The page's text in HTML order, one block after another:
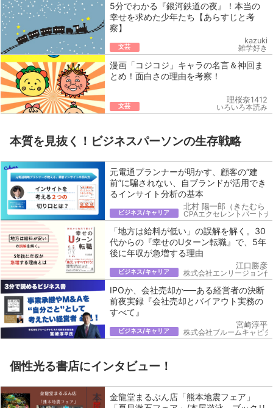
5分でわかる『銀河鉄道の夜』！本当の
幸せを求めた少年たち【あらすじと考
察】
文芸
kazuki
雑学好き
漫画「コジコジ」キャラの名言＆神回ま
とめ！面白さの理由を考察！
文芸
理桜奈1412
いろいろ本読み
本質を見抜く！ビジネスパーソンの生存戦略
元電通プランナーが明かす、顧客の“建
前”に騙されない、自ブランドが活用でき
るインサイト分析の基本
ビジネス/キャリア
北村 陽一郎（きたむら
CPAエクセレントパート
「地方は給料が低い」の誤解を解く。30
代からの『幸せのUターン転職』で、5年
後に年収が急増する理由
ビジネス/キャリア
江口勝彦
株式会社エンリージョン代
IPOか、会社売却か──ある経営者の決断
前夜実録『会社売却とバイアウト実務の
すべて』
ビジネス/キャリア
宮崎淳平
株式会社ブルームキャピ
個性光る書店にインタビュー！
金龍堂まるぶん店「熊本地震フェア」